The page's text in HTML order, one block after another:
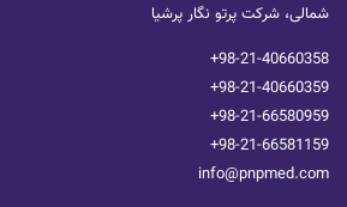
شمالی، شرکت پرتو نگار پرشیا
+98-21-40660358
+98-21-40660359
+98-21-66580959
+98-21-66581159
info@pnpmed.com